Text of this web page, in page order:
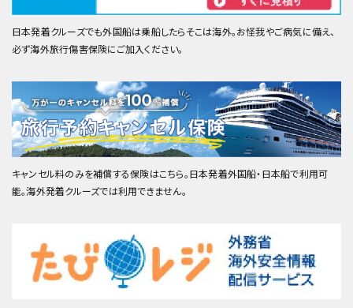
日本発着クルーズでも外国船は乗船したらそこは海外。お怪我やご病気に備え、
必ず海外旅行傷害保険にご加入ください。
キャンセル料のみを補償する保険はこちら。日本発着外国船・日本船で利用可
能。海外発着クルーズでは利用できません。